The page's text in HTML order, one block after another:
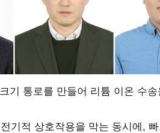
기 통로를 만들어 리튬 이온 수
기적 상호작용을 막는 동시에,